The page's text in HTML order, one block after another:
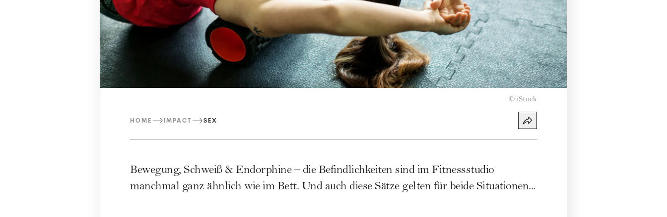
© iStock
HOME IMPACT SEX
Bewegung, Schweiß & Endorphine – die Befindlichkeiten sind im Fitnessstudio
manchmal ganz ähnlich wie im Bett. Und auch diese Sätze gelten für beide Situationen...